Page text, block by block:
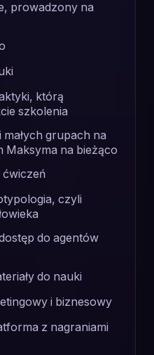
prowadzony na
którą
szkolenia
grupach na
Maksyma na bieżąco
ćwiczeń
czyli
do agentów
do nauki
i biznesowy
z nagraniami